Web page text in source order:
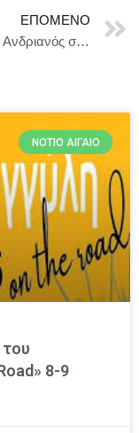
ΕΠΌΜΕΝΟ
Ο Γιάννης Ανδριανός στα εγκαίνια των εκθέσεων PHILOXENIA–HOTELIA και Food & Drinks 2025 by Detrop στη Θεσσαλονίκη
ΝΌΤΙΟ ΑΙΓΑΊΟ
8-9